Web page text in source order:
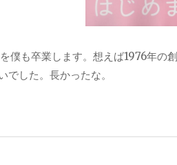
僕も卒業します。想えば1976年の
した。長かったな。